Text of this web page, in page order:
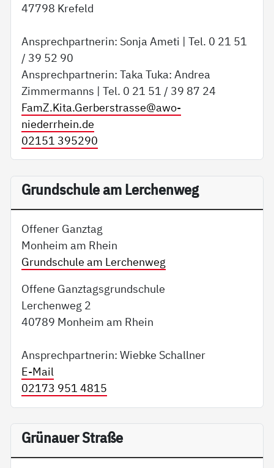
47798 Krefeld
Ansprechpartnerin: Sonja Ameti | Tel. 0 21 51
/ 39 52 90
Ansprechpartnerin: Taka Tuka: Andrea
Zimmermanns | Tel. 0 21 51 / 39 87 24
FamZ.Kita.Gerberstrasse@awo-
niederrhein.de
02151 395290
Grundschule am Lerchenweg
Offener Ganztag
Monheim am Rhein
Grundschule am Lerchenweg
Offene Ganztagsgrundschule
Lerchenweg 2
40789 Monheim am Rhein
Ansprechpartnerin: Wiebke Schallner
E-Mail
02173 951 4815
Grünauer Straße